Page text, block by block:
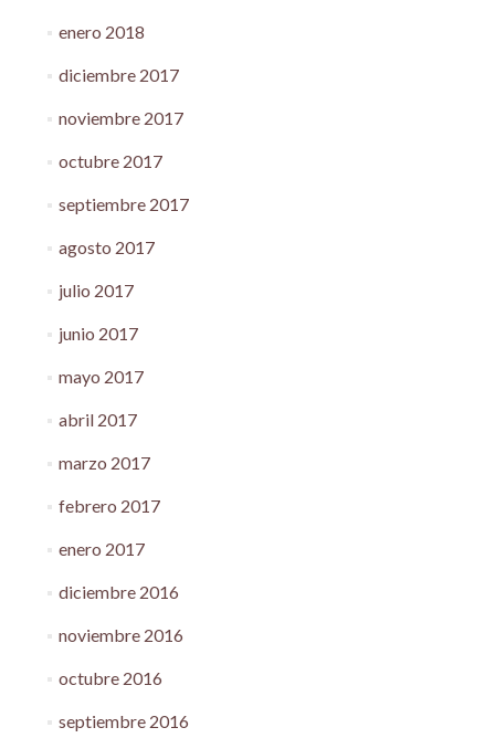
enero 2018
diciembre 2017
noviembre 2017
octubre 2017
septiembre 2017
agosto 2017
julio 2017
junio 2017
mayo 2017
abril 2017
marzo 2017
febrero 2017
enero 2017
diciembre 2016
noviembre 2016
octubre 2016
septiembre 2016